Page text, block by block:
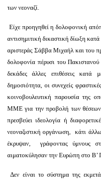
των νεοναζί.
Είχε προηγηθεί η δολοφονική
αντισημιτική δικαστική δίωξη
αριστεράς Σάββα Μιχαήλ και
δολοφονία πέρυσι του
δεκάδες άλλες επιθέσεις
δημοσιότητα, οι συνεχείς
κοινοβουλευτική παρουσία της
ΜΜΕ για την προβολή των θέσεων
πρεσβεύει ιδεολογία ή
νεοναζιστική οργάνωση, κάτι
έκρυψαν, γράφοντας ύμνους
αιματοκύλησαν την Ευρώπη στο Β’
Δεν είναι το σύστημα της